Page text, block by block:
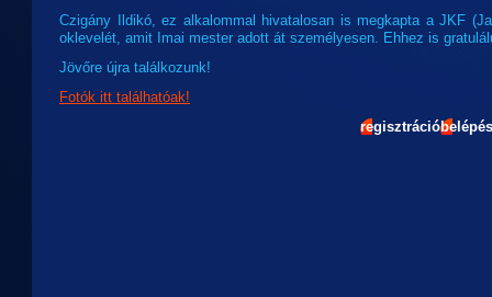
Czigány Ildikó, ez alkalommal hivatalosan is megkapta a JKF
oklevelét, amit Imai mester adott át személyesen. Ehhez is
Jövőre újra találkozunk!
Fotók itt találhatóak!
regisztrációbelépés